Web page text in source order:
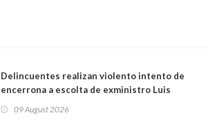
Delincuentes realizan violento intento de
encerrona a escolta de exministro Luis
Lo Espejo
09 August 2026